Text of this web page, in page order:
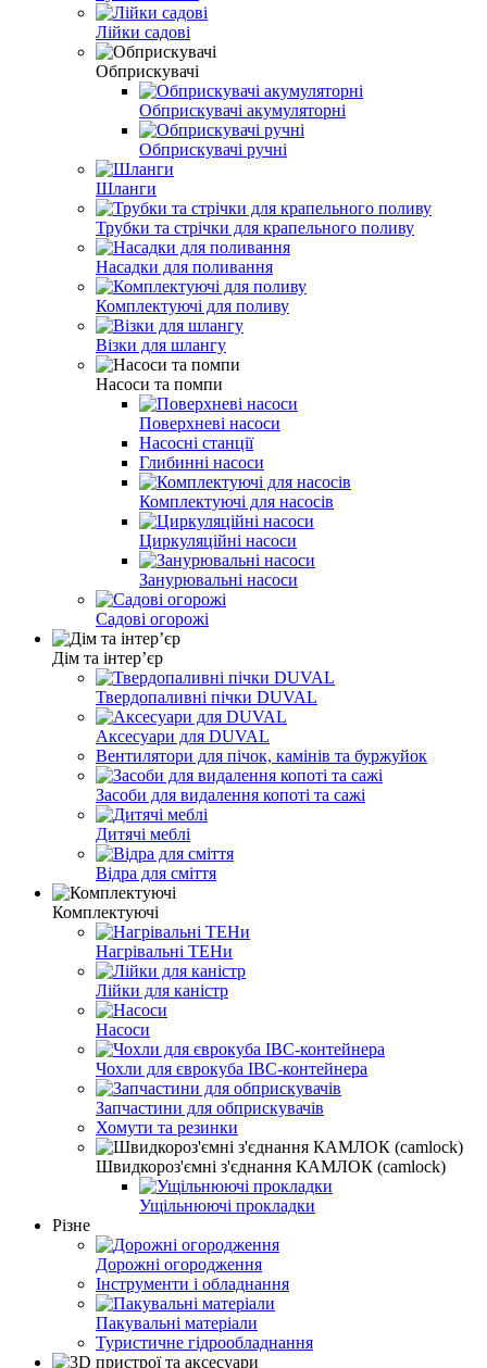
Лійки садові
Обприскувачі
Обприскувачі акумуляторні
Обприскувачі ручні
Шланги
Трубки та стрічки для крапельного поливу
Насадки для поливання
Комплектуючі для поливу
Візки для шлангу
Насоси та помпи
Поверхневі насоси
Насосні станції
Глибинні насоси
Комплектуючі для насосів
Циркуляційні насоси
Занурювальні насоси
Садові огорожі
Дім та інтерʼєр
Твердопаливні пічки DUVAL
Аксесуари для DUVAL
Вентилятори для пічок, камінів та буржуйок
Засоби для видалення копоті та сажі
Дитячі меблі
Відра для сміття
Комплектуючі
Нагрівальні ТЕНи
Лійки для каністр
Насоси
Чохли для єврокуба IBC-контейнера
Запчастини для обприскувачів
Хомути та резинки
Швидкороз'ємні з'єднання КАМЛОК (camlock)
Ущільнюючі прокладки
Різне
Дорожні огородження
Інструменти і обладнання
Пакувальні матеріали
Туристичне гідрообладнання